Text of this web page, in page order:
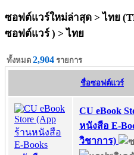
ซอฟต์แวร์ใหม่ล่าสุด > ไทย
ซอฟต์แวร์ ) >ไทย
ทั้งหมด 2,904 รายการ
ชื่อซอฟต์แวร์
CU eBook
หนังสือ E-
วิชาการ)